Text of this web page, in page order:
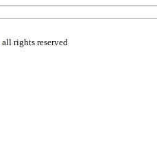
all rights reserved